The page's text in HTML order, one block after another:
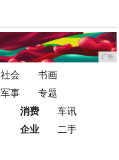
广告
社会
书画
军事
专题
消费
车讯
企业
二手